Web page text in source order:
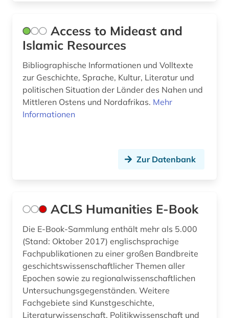
bibliothek (2)
bibliotheken (1)
bibliotheksbestand (2)
bildungsforschung (2)
biografie (18)
biographie (8)
biographie. (1)
biologie (2)
bodoni (1)
Access to Mideast and
Islamic Resources
Bibliographische Informationen und Volltexte
zur Geschichte, Sprache, Kultur, Literatur und
politischen Situation der Länder des Nahen und
Mittleren Ostens und Nordafrikas. Mehr
Informationen
Zur Datenbank
ACLS Humanities E-Book
Die E-Book-Sammlung enthält mehr als 5.000
(Stand: Oktober 2017) englischsprachige
Fachpublikationen zu einer großen Bandbreite
geschichtswissenschaftlicher Themen aller
Epochen sowie zu regionalwissenschaftlichen
Untersuchungsgegenständen. Weitere
Fachgebiete sind Kunstgeschichte,
Literaturwissenschaft, Politikwissenschaft und